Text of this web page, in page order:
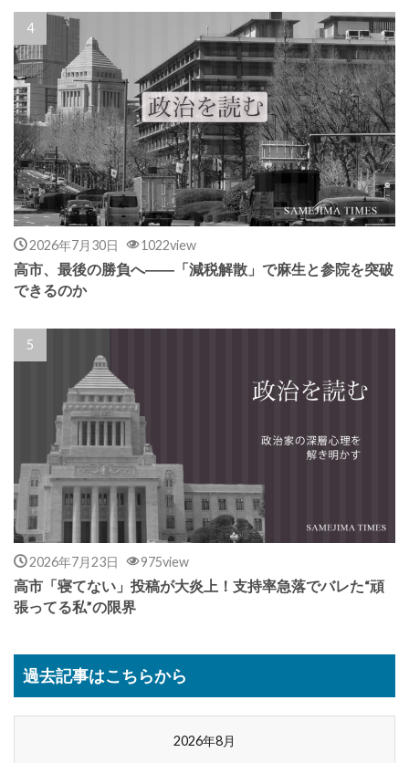
2026年7月30日 1022view
高市、最後の勝負へ――「減税解散」で麻生と参院を突破
できるのか
2026年7月23日 975view
高市「寝てない」投稿が大炎上！支持率急落でバレた“頑
張ってる私”の限界
過去記事はこちらから
2026年8月